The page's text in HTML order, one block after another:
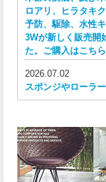
ロアリ、ヒラタキ
予防、駆除、水性
3Wが新しく販売開
た。ご購入はこちら
2026.07.02
スポンジやローラ
塗ってはがせる目
イントが新しく販
ました。ご購入はこ
ら。
2026.06.30